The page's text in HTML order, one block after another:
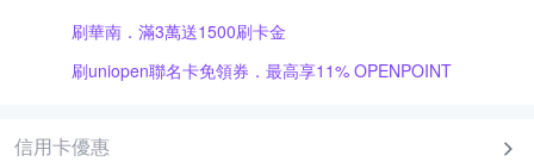
刷華南．滿3萬送1500刷卡金
刷uniopen聯名卡免領券．最高享11% OPENPOINT
信用卡優惠